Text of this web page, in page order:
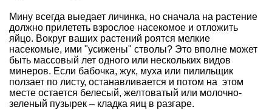
Мину всегда выедает личинка, но сначала на растение
должно прилететь взрослое насекомое и отложить
яйцо. Вокруг ваших растений роятся мелкие
насекомые, ими "усижены" стволы? Это вполне может
быть массовый лет одного или нескольких видов
минеров. Если бабочка, жук, муха или пилильщик
ползает по листу, останавливается и потом на этом
месте остается белесый, желтоватый или молочно-
зеленый пузырек – кладка яиц в разгаре.